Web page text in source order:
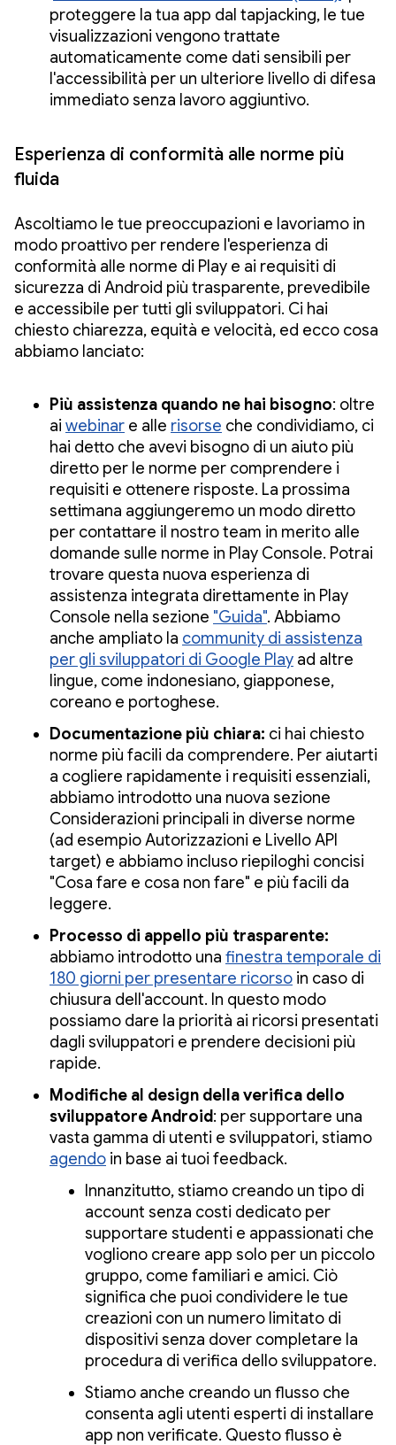
proteggere la tua app dal tapjacking, le tue
visualizzazioni vengono trattate
automaticamente come dati sensibili per
l'accessibilità per un ulteriore livello di difesa
immediato senza lavoro aggiuntivo.
Esperienza di conformità alle norme più
fluida
Ascoltiamo le tue preoccupazioni e lavoriamo in
modo proattivo per rendere l'esperienza di
conformità alle norme di Play e ai requisiti di
sicurezza di Android più trasparente, prevedibile
e accessibile per tutti gli sviluppatori. Ci hai
chiesto chiarezza, equità e velocità, ed ecco cosa
abbiamo lanciato:
Più assistenza quando ne hai bisogno: oltre
ai webinar e alle risorse che condividiamo, ci
hai detto che avevi bisogno di un aiuto più
diretto per le norme per comprendere i
requisiti e ottenere risposte. La prossima
settimana aggiungeremo un modo diretto
per contattare il nostro team in merito alle
domande sulle norme in Play Console. Potrai
trovare questa nuova esperienza di
assistenza integrata direttamente in Play
Console nella sezione "Guida". Abbiamo
anche ampliato la community di assistenza
per gli sviluppatori di Google Play ad altre
lingue, come indonesiano, giapponese,
coreano e portoghese.
Documentazione più chiara: ci hai chiesto
norme più facili da comprendere. Per aiutarti
a cogliere rapidamente i requisiti essenziali,
abbiamo introdotto una nuova sezione
Considerazioni principali in diverse norme
(ad esempio Autorizzazioni e Livello API
target) e abbiamo incluso riepiloghi concisi
"Cosa fare e cosa non fare" e più facili da
leggere.
Processo di appello più trasparente:
abbiamo introdotto una finestra temporale di
180 giorni per presentare ricorso in caso di
chiusura dell'account. In questo modo
possiamo dare la priorità ai ricorsi presentati
dagli sviluppatori e prendere decisioni più
rapide.
Modifiche al design della verifica dello
sviluppatore Android: per supportare una
vasta gamma di utenti e sviluppatori, stiamo
agendo in base ai tuoi feedback.
Innanzitutto, stiamo creando un tipo di
account senza costi dedicato per
supportare studenti e appassionati che
vogliono creare app solo per un piccolo
gruppo, come familiari e amici. Ciò
significa che puoi condividere le tue
creazioni con un numero limitato di
dispositivi senza dover completare la
procedura di verifica dello sviluppatore.
Stiamo anche creando un flusso che
consenta agli utenti esperti di installare
app non verificate. Questo flusso è